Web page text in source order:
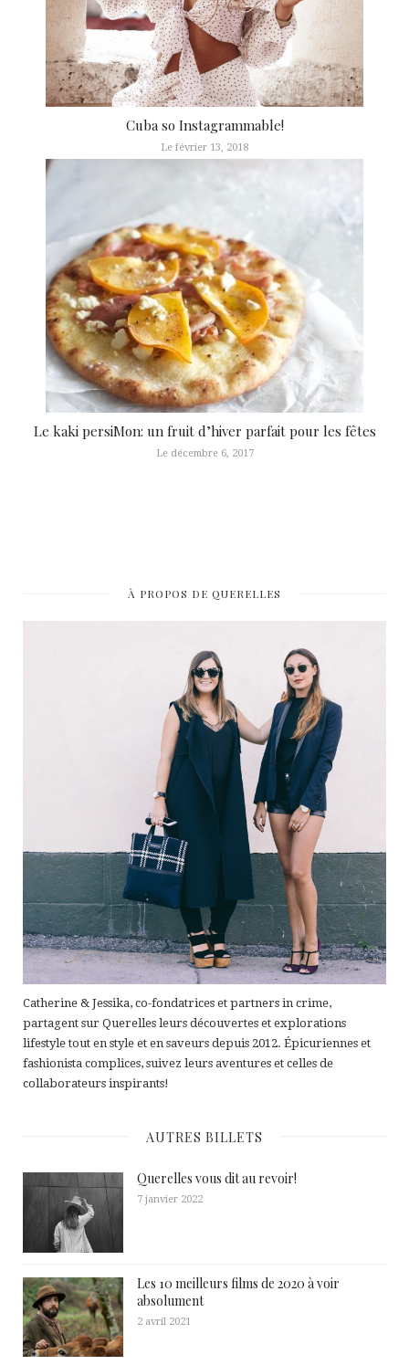
Cuba so Instagrammable!
Le février 13, 2018
Le kaki persiMon: un fruit d’hiver parfait pour les fêtes
Le décembre 6, 2017
À PROPOS DE QUERELLES
Catherine & Jessika, co-fondatrices et partners in crime,
partagent sur Querelles leurs découvertes et explorations
lifestyle tout en style et en saveurs depuis 2012. Épicuriennes et
fashionista complices, suivez leurs aventures et celles de
collaborateurs inspirants!
AUTRES BILLETS
Querelles vous dit au revoir!
7 janvier 2022
Les 10 meilleurs films de 2020 à voir
absolument
2 avril 2021